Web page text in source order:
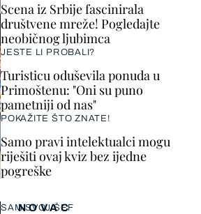
Scena iz Srbije fascinirala
društvene mreže! Pogledajte
neobičnog ljubimca
JESTE LI PROBALI?
Turisticu oduševila ponuda u
Primoštenu: "Oni su puno
pametniji od nas"
POKAŽITE ŠTO ZNATE!
Samo pravi intelektualci mogu
riješiti ovaj kviz bez ijedne
pogreške
NOVAC
SAM SVOJ ŠEF